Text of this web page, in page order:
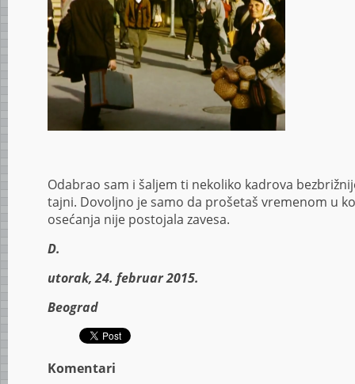
Odabrao sam i šaljem ti nekoliko kadrova
tajni. Dovoljno je samo da prošetaš vremenom u
osećanja nije postojala zavesa.
D.
utorak, 24. februar 2015.
Beograd
Komentari